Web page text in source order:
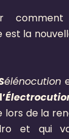
comment
est la
élénocution
lors de la
et qui